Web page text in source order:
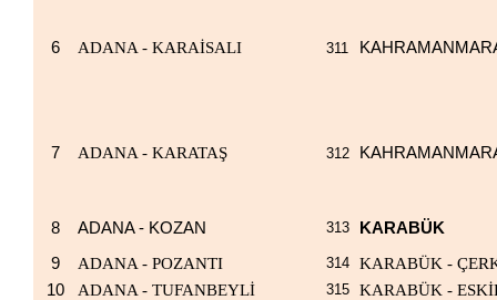
6 ADANA - KARAİSALI 311
7 ADANA - KARATAŞ 312
8 ADANA - KOZAN 313
KARABÜK
9
ADANA - POZANTI 314
KARABÜK -
10
ADANA - TUFANBEYLİ 315
KARABÜK -